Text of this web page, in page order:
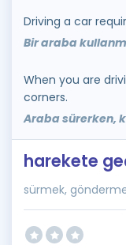
Driving a car
Bir araba
When you are
corners.
Araba sürerken,
harekete
sürmek,